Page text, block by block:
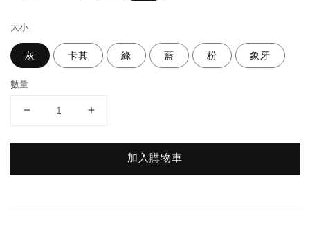
大小
灰 卡其 綠 藍 粉 象牙
數量
加入購物車